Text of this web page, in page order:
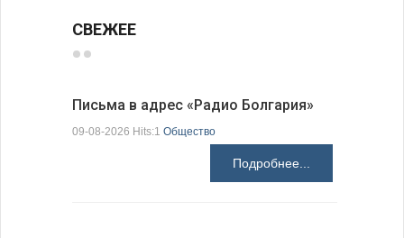
СВЕЖЕЕ
Письма в адрес «Радио Болгария»
09-08-2026 Hits:1 Общество
Подробнее...